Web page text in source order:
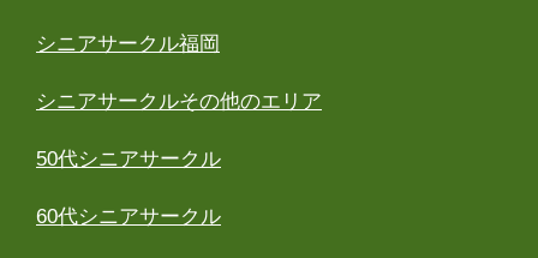
シニアサークル福岡
シニアサークルその他のエリア
50代シニアサークル
60代シニアサークル